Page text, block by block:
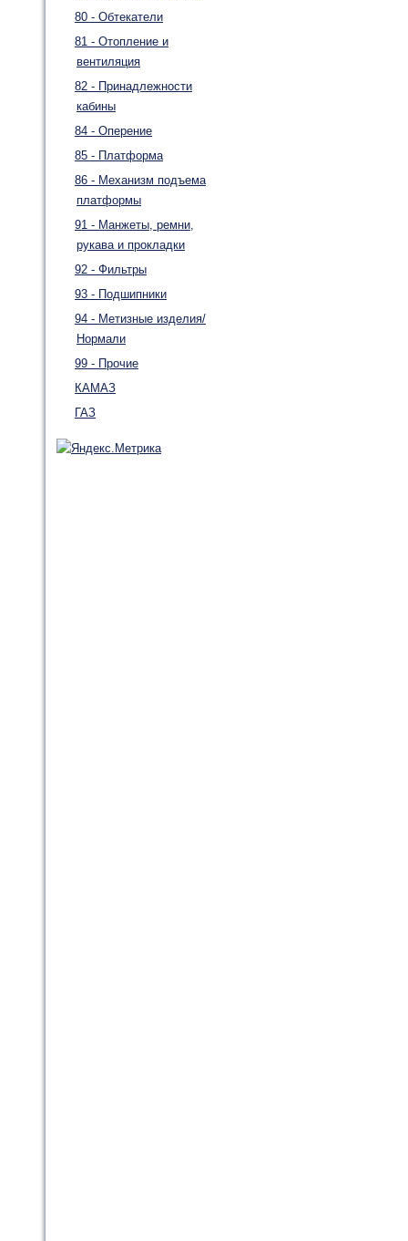
80 - Обтекатели
81 - Отопление и
вентиляция
82 - Принадлежности
кабины
84 - Оперение
85 - Платформа
86 - Механизм подъема
платформы
91 - Манжеты, ремни,
рукава и прокладки
92 - Фильтры
93 - Подшипники
94 - Метизные изделия/
Нормали
99 - Прочие
КАМАЗ
ГАЗ